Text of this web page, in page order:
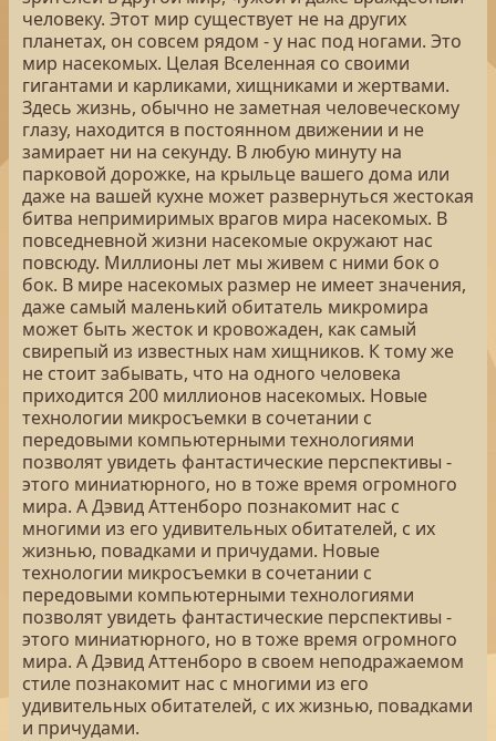
человеку. Этот мир существует не на других
планетах, он совсем рядом - у нас под ногами. Это
мир насекомых. Целая Вселенная со своими
гигантами и карликами, хищниками и жертвами.
Здесь жизнь, обычно не заметная человеческому
глазу, находится в постоянном движении и не
замирает ни на секунду. В любую минуту на
парковой дорожке, на крыльце вашего дома или
даже на вашей кухне может развернуться жестокая
битва непримиримых врагов мира насекомых. В
повседневной жизни насекомые окружают нас
повсюду. Миллионы лет мы живем с ними бок о
бок. В мире насекомых размер не имеет значения,
даже самый маленький обитатель микромира
может быть жесток и кровожаден, как самый
свирепый из известных нам хищников. К тому же
не стоит забывать, что на одного человека
приходится 200 миллионов насекомых. Новые
технологии микросъемки в сочетании с
передовыми компьютерными технологиями
позволят увидеть фантастические перспективы -
этого миниатюрного, но в тоже время огромного
мира. А Дэвид Аттенборо познакомит нас с
многими из его удивительных обитателей, с их
жизнью, повадками и причудами. Новые
технологии микросъемки в сочетании с
передовыми компьютерными технологиями
позволят увидеть фантастические перспективы -
этого миниатюрного, но в тоже время огромного
мира. А Дэвид Аттенборо в своем неподражаемом
стиле познакомит нас с многими из его
удивительных обитателей, с их жизнью, повадками
и причудами.